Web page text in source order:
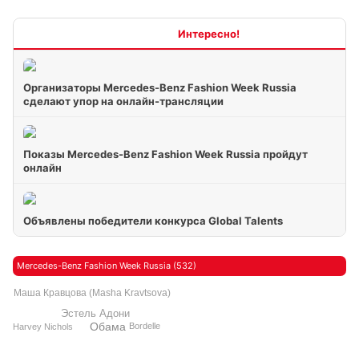
Организаторы Mercedes-Benz Fashion Week Russia
сделают упор на онлайн-трансляции
Показы Mercedes-Benz Fashion Week Russia пройдут
онлайн
Объявлены победители конкурса Global Talents
Mercedes-Benz Fashion Week Russia (532)
Обама
Эстель Адони
Маша Кравцова (Masha Kravtsova)
Harvey Nichols Bordelle